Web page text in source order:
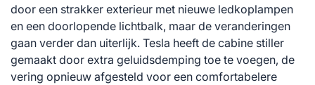
door een strakker exterieur met nieuwe ledkoplampen
en een doorlopende lichtbalk, maar de veranderingen
gaan verder dan uiterlijk. Tesla heeft de cabine stiller
gemaakt door extra geluidsdemping toe te voegen, de
vering opnieuw afgesteld voor een comfortabelere